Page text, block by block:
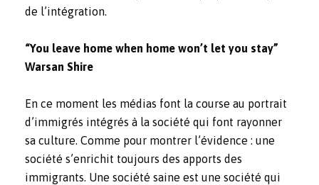
de l’intégration.
“You leave home when home won’t let you stay”
Warsan Shire
En ce moment les médias font la course au portrait
d’immigrés intégrés à la société qui font rayonner
sa culture. Comme pour montrer l’évidence : une
société s’enrichit toujours des apports des
immigrants. Une société saine est une société qui